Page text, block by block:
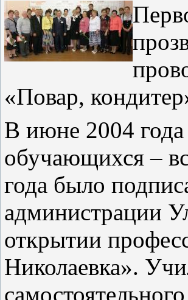
«Повар,
В июне 2004 года
обучающихся –
года было
администрации
открытии
Николаевка».